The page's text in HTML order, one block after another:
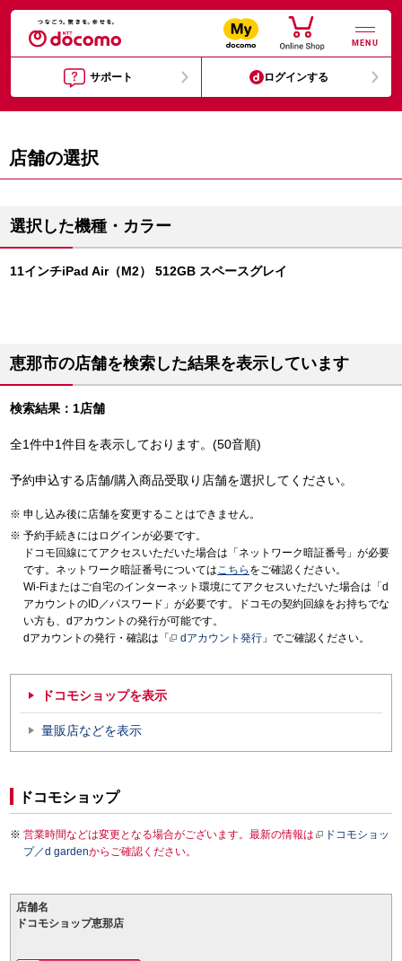
MENU
サポート ログインする
店舗の選択
選択した機種・カラー
11インチiPad Air（M2） 512GB スペースグレイ
恵那市の店舗を検索した結果を表示しています
検索結果：1店舗
全1件中1件目を表示しております。(50音順)
予約申込する店舗/購入商品受取り店舗を選択してください。
申し込み後に店舗を変更することはできません。
予約手続きにはログインが必要です。
ドコモ回線にてアクセスいただいた場合は「ネットワーク暗証番号」が必要
です。ネットワーク暗証番号についてはこちら をご確認ください。
Wi-Fiまたはご自宅のインターネット環境にてアクセスいただいた場合は「d
アカウントのID／パスワード」が必要です。ドコモの契約回線をお持ちでな
い方も、dアカウントの発行が可能です。
dアカウントの発行・確認は「
dアカウント発行 」でご確認ください。
ドコモショップを表示
量販店などを表示
ドコモショップ
営業時間などは変更となる場合がございます。最新の情報は
ドコモショッ
プ／d gardenからご確認ください。
店舗名
ドコモショップ恵那店